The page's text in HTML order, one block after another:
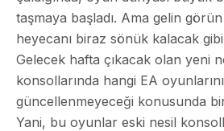
taşmaya başladı. Ama gelin
heyecanı biraz sönük kalacak
Gelecek hafta çıkacak olan yeni
konsollarında hangi EA
güncellenmeyeceği konusunda bir
Yani, bu oyunlar eski nesil